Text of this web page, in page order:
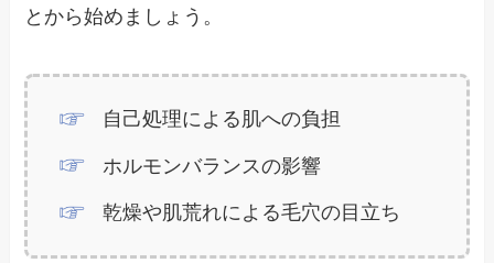
とから始めましょう。
自己処理による肌への負担
ホルモンバランスの影響
乾燥や肌荒れによる毛穴の目立ち